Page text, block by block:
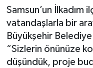
Samsun’un
vatandaşlarla bir
Büyükşehir
“Sizlerin önünüze
düşündük, proje
Yemek
Manşet Haberi
Haber Arşivi